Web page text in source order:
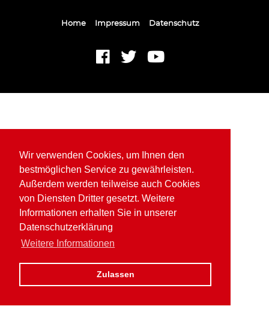
Wir verwenden Cookies, um Ihnen den
bestmöglichen Service zu gewährleisten.
Außerdem werden teilweise auch Cookies
von Diensten Dritter gesetzt. Weitere
Informationen erhalten Sie in unserer
Datenschutzerklärung
Weitere Informationen
Zulassen
Home Impressum Datenschutz